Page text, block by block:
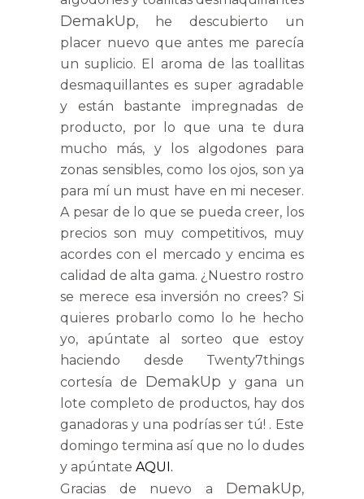
DemakUp, he descubierto un
placer nuevo que antes me parecía
un suplicio. El aroma de las toallitas
desmaquillantes es super agradable
y están bastante impregnadas de
producto, por lo que una te dura
mucho más, y los algodones para
zonas sensibles, como los ojos, son ya
para mí un must have en mi neceser.
A pesar de lo que se pueda creer, los
precios son muy competitivos, muy
acordes con el mercado y encima es
calidad de alta gama. ¿Nuestro rostro
se merece esa inversión no crees? Si
quieres probarlo como lo he hecho
yo, apúntate al sorteo que estoy
haciendo desde Twenty7things
cortesía de DemakUp y gana un
lote completo de productos, hay dos
ganadoras y una podrías ser tú! . Este
domingo termina así que no lo dudes
y apúntate AQUI.
Gracias de nuevo a DemakUp,